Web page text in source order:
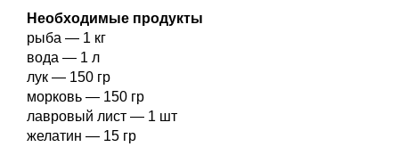
Необходимые продукты
рыба — 1 кг
вода — 1 л
лук — 150 гр
морковь — 150 гр
лавровый лист — 1 шт
желатин — 15 гр